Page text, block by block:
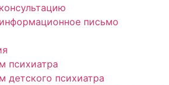
письмо
психиатра
детского психиатра